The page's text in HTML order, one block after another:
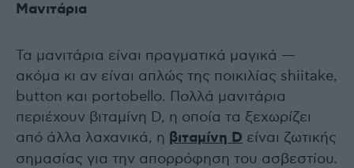
Μανιτάρια
Τα μανιτάρια είναι πραγματικά μαγικά —
ακόμα κι αν είναι απλώς της ποικιλίας shiitake,
button και portobello. Πολλά μανιτάρια
περιέχουν βιταμίνη D, η οποία τα ξεχωρίζει
από άλλα λαχανικά, η βιταμίνη D είναι ζωτικής
σημασίας για την απορρόφηση του ασβεστίου.